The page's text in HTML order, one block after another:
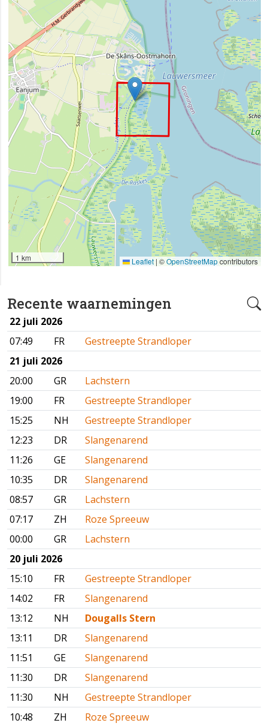
Recente waarnemingen
22 juli 2026
07:49
FR
Gestreepte Strandloper
21 juli 2026
20:00
GR
Lachstern
19:00
FR
Gestreepte Strandloper
15:25
NH
Gestreepte Strandloper
12:23
DR
Slangenarend
11:26
GE
Slangenarend
10:35
DR
Slangenarend
08:57
GR
Lachstern
07:17
ZH
Roze Spreeuw
00:00
GR
Lachstern
20 juli 2026
15:10
FR
Gestreepte Strandloper
14:02
FR
Slangenarend
13:12
NH
Dougalls Stern
13:11
DR
Slangenarend
11:51
GE
Slangenarend
11:30
DR
Slangenarend
11:30
NH
Gestreepte Strandloper
10:48
ZH
Roze Spreeuw
1 km Leaflet | ©OpenStreetMapcontributors